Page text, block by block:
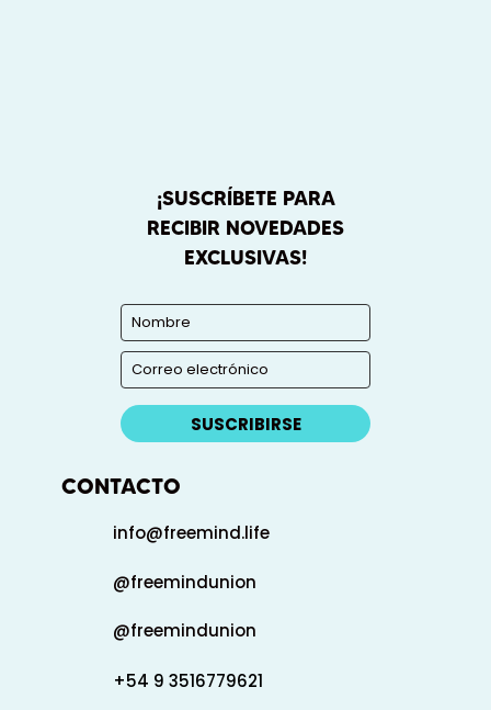
¡SUSCRÍBETE PARA
RECIBIR NOVEDADES
EXCLUSIVAS!
SUSCRIBIRSE
CONTACTO
info@freemind.life
@freemindunion
@freemindunion
+54 9 3516779621